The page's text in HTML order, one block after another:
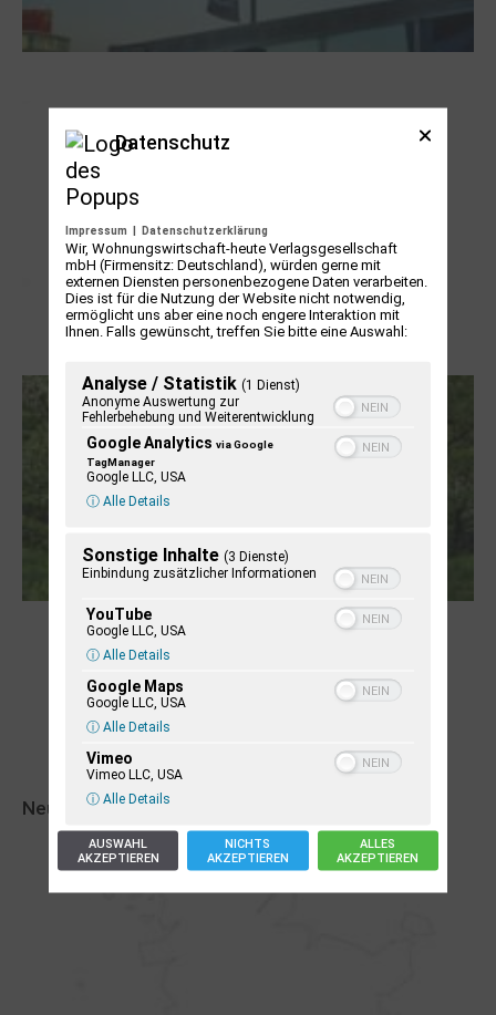
Robert Schads „Blickweit“: Linien im Land
der Horizonte
Neueste Veranstaltungseinträge
Datenschutz
Impressum Datenschutzerklärung
Wir, Wohnungswirtschaft-heute Verlagsgesellschaft
mbH (Firmensitz: Deutschland), würden gerne mit
externen Diensten personenbezogene Daten verarbeiten.
Dies ist für die Nutzung der Website nicht notwendig,
ermöglicht uns aber eine noch engere Interaktion mit
Ihnen. Falls gewünscht, treffen Sie bitte eine Auswahl:
Analyse / Statistik (1 Dienst)
Anonyme Auswertung zur
Fehlerbehebung und Weiterentwicklung
Google Analytics via Google
TagManager
Google LLC, USA
ⓘ Alle Details
Sonstige Inhalte (3 Dienste)
Einbindung zusätzlicher Informationen
YouTube
Google LLC, USA
ⓘ Alle Details
Google Maps
Google LLC, USA
ⓘ Alle Details
Vimeo
Vimeo LLC, USA
ⓘ Alle Details
AUSWAHL
AKZEPTIEREN
NICHTS
AKZEPTIEREN
ALLES
AKZEPTIEREN